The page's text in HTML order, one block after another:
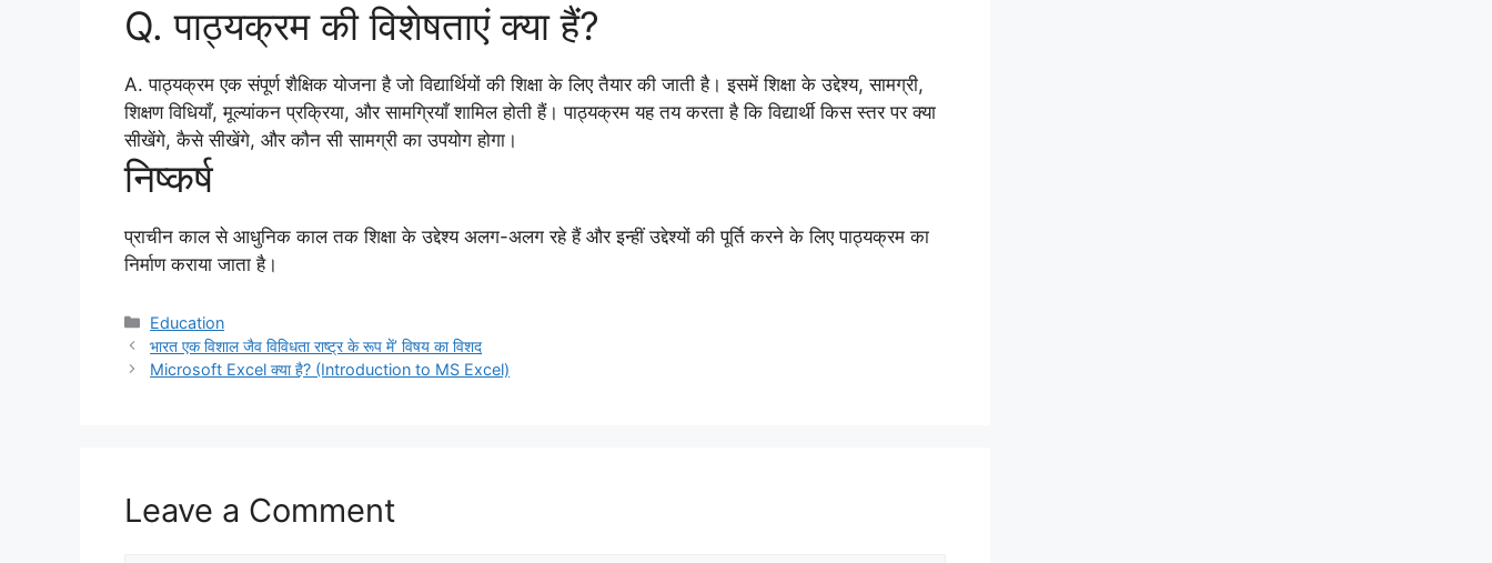
Q. पाठ्यक्रम की विशेषताएं क्या हैं?
A. पाठ्यक्रम एक संपूर्ण शैक्षिक योजना है जो विद्यार्थियों की शिक्षा के लिए तैयार की जाती है। इसमें शिक्षा के उद्देश्य, सामग्री,
शिक्षण विधियाँ, मूल्यांकन प्रक्रिया, और सामग्रियाँ शामिल होती हैं। पाठ्यक्रम यह तय करता है कि विद्यार्थी किस स्तर पर क्या
सीखेंगे, कैसे सीखेंगे, और कौन सी सामग्री का उपयोग होगा।
निष्कर्ष
प्राचीन काल से आधुनिक काल तक शिक्षा के उद्देश्य अलग-अलग रहे हैं और इन्हीं उद्देश्यों की पूर्ति करने के लिए पाठ्यक्रम का
निर्माण कराया जाता है।
Categories
Education
भारत एक विशाल जैव विविधता राष्ट्र के रूप में’ विषय का विशद
Microsoft Excel क्या है? (Introduction to MS Excel)
Leave a Comment